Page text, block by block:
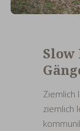
Slow
Ziemlich
ziemlich